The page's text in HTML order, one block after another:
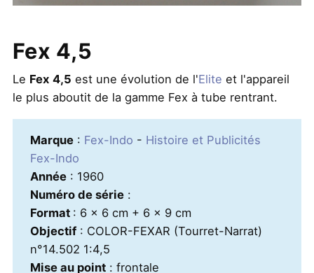
Fex 4,5
Le Fex 4,5 est une évolution de l'Elite et l'appareil
le plus aboutit de la gamme Fex à tube rentrant.
Marque: Fex-Indo - Histoire et Publicités
Fex-Indo
Année: 1960
Numéro de série:
Format : 6 x 6 cm + 6 x 9 cm
Objectif: COLOR-FEXAR (Tourret-Narrat)
n°14.502 1:4,5
Mise au point: frontale